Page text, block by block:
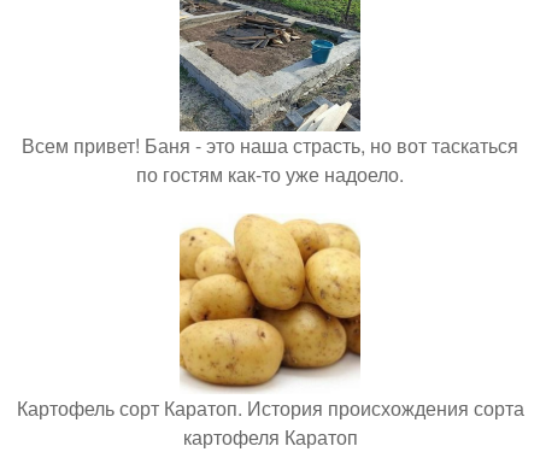
Всем привет! Баня - это наша страсть, но вот таскаться
по гостям как-то уже надоело.
Картофель сорт Каратоп. История происхождения сорта
картофеля Каратоп